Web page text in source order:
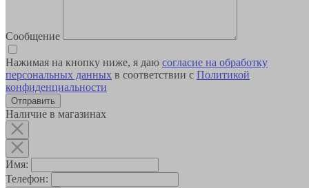
Сообщение
Нажимая на кнопку ниже, я даю согласие на обработку
персональных данных в соответствии с Политикой
конфиденциальности
Наличие в магазинах
Имя:
Телефон: